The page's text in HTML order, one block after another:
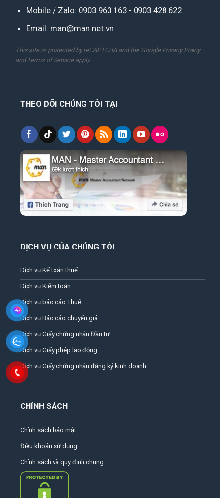
Mobile / Zalo: 0903 963 163- 0903 428 622
Email: man@man.net.vn
This site is protected by reCAPTCHA and the Google Privacy Policy
and Terms of Serviceapply.
THEO DÕI CHÚNG TÔI TẠI
DỊCH VỤ CỦA CHÚNG TÔI
Dịch vụ Kế toán thuế
Dịch vụ Kiểm toán
Dịch vụ báo cáo Thuế
Dịch vụ Báo cáo chuyển giá
Dịch vụ Giấy chứng nhận Đầu tư
Dịch vụ Giấy phép lao động
Dịch vụ Giấy chứng nhận đăng ký kinh doanh
CHÍNH SÁCH
Chính sách bảo mật
Điều khoản sử dụng
Chính sách và quy định chung